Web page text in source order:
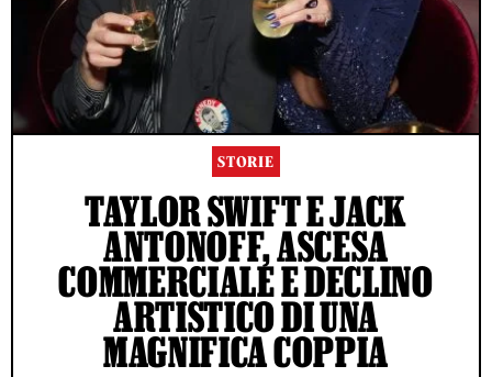
STORIE
TAYLOR SWIFT E JACK
ANTONOFF, ASCESA
COMMERCIALE E DECLINO
ARTISTICO DI UNA
MAGNIFICA COPPIA